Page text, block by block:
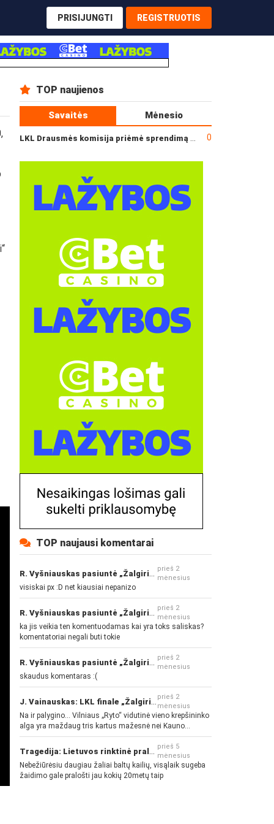
PRISIJUNGTI REGISTRUOTIS
TOP naujienos
Savaitės Mėnesio
0
TOP naujausi komentarai
prieš 2
mėnesius
visiskai px :D net kiausiai nepanizo
prieš 2
mėnesius
ka jis veikia ten komentuodamas kai yra toks saliskas?
komentatoriai negali buti tokie
prieš 2
mėnesius
skaudus komentaras :(
prieš 2
mėnesius
Na ir palygino... Vilniaus „Ryto“ vidutinė vieno krepšininko
alga yra maždaug tris kartus mažesnė nei Kauno
„Žalgirio“... Mokama už sugebėjimus... Nėra pinigų - nėra
gerų žaidėjų...
prieš 5
mėnesius
Nebežiūrėsiu daugiau žaliai baltų kailių, visąlaik sugeba
žaidimo gale pralošti jau kokių 20metų taip